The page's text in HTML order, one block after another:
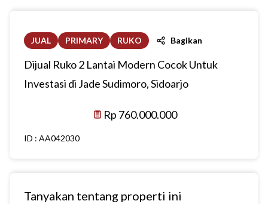
JUAL PRIMARY RUKO Bagikan
Dijual Ruko 2 Lantai Modern Cocok Untuk
Investasi di Jade Sudimoro, Sidoarjo
Rp 760.000.000
ID : AA042030
Tanyakan tentang properti ini